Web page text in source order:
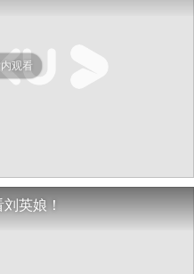
观看
英娘！